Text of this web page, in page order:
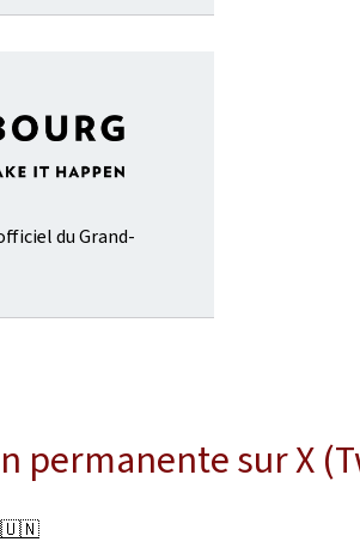
du Grand-
permanente sur X